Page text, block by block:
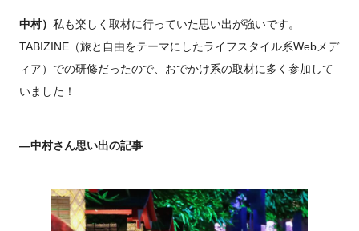
中村） 私も楽しく取材に行っていた思い出が強いです。
TABIZINE（旅と自由をテーマにしたライフスタイル系Webメデ
ィア）での研修だったので、おでかけ系の取材に多く参加して
いました！
―中村さん思い出の記事